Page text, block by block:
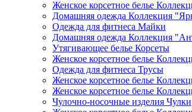
Женское корсетное белье
Домашняя одежда Коллекция
Одежда для фитнеса Майки
Домашняя одежда Коллекция
Утягивающее белье Корсеты
Женское корсетное белье
Одежда для фитнеса Трусы
Женское корсетное белье
Женское корсетное белье
Чулочно-носочные изделия Чулки